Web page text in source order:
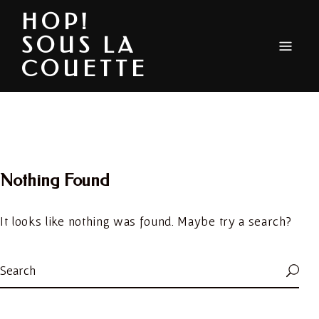
HOP!
SOUS LA
COUETTE
Nothing Found
It looks like nothing was found. Maybe try a search?